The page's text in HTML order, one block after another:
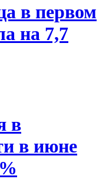
в первом
на 7,7
в
в июне